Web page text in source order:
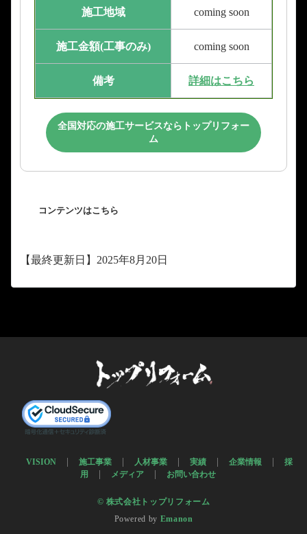
施工地域 coming soon
施工金額(工事のみ) coming soon
備考 詳細はこちら
全国対応の施工サービスならトップリフォー
ム
コンテンツはこちら
【最終更新日】2025年8月20日
VISION 施工事業 人材事業 実績 企業情報
採
用
メディア お問い合わせ
© 株式会社トップリフォーム
Powered by Emanon